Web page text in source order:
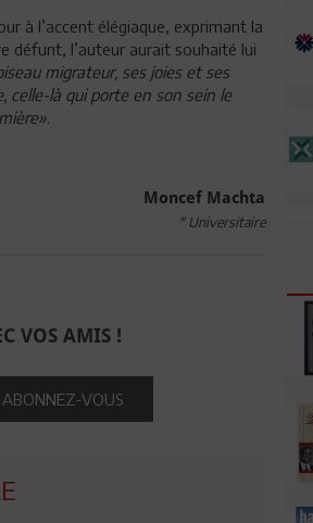
à l’accent élégiaque, exprimant la
défunt, l’auteur aurait souhaité lui
migrateur, ses joies et ses
celle-là qui porte en son sein le
.
Moncef Machta
* Universitaire
VOS AMIS !
ABONNEZ-VOUS